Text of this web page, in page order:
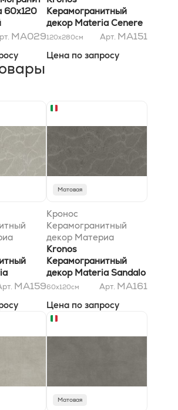
60x120
MA029
матовый
Керамогранитный
декор Materia Cenere
Hari 120x280 матовый
120x280см Арт. MA151
Цена по запросу
60x120
60x120
MA159
Матовая
Кронос
Керамогранитный
декор Материа
Сандало Хари 60x120
матовый
Kronos
Керамогранитный
декор Materia Sandalo
Hari 60x120 матовый
60x120см Арт. MA161
Цена по запросу
Матовая